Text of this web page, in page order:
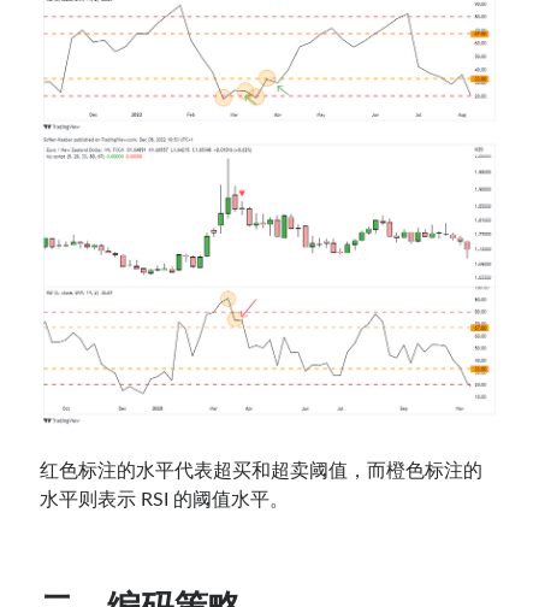
红色标注的水平代表超买和超卖阈值，而橙色标注的
水平则表示 RSI 的阈值水平。